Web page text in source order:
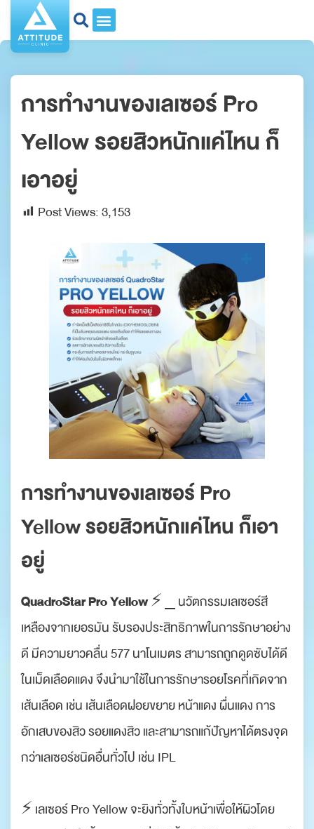
การทำงานของเลเซอร์ Pro
Yellow รอยสิวหนักแค่ไหน ก็
เอาอยู่
Post Views:3,153
การทำงานของเลเซอร์ Pro
Yellow รอยสิวหนักแค่ไหน ก็เอา
อยู่
QuadroStar Pro Yellow⚡️ ⎯ นวัตกรรมเลเซอร์สี
เหลืองจากเยอรมัน รับรองประสิทธิภาพในการรักษาอย่าง
ดี มีความยาวคลื่น 577 นาโนเมตร สามารถถูกดูดซับได้ดี
ในเม็ดเลือดแดง จึงนำมาใช้ในการรักษารอยโรคที่เกิดจาก
เส้นเลือด เช่น เส้นเลือดฝอยขยาย หน้าแดง ผื่นแดง การ
อักเสบของสิว รอยแดงสิว และสามารถแก้ปัญหาได้ตรงจุด
กว่าเลเซอร์ชนิดอื่นทั่วไป เช่น IPL
⚡️ เลเซอร์ Pro Yellow จะยิงทั่วทั้งใบหน้าเพื่อให้ผิวโดย